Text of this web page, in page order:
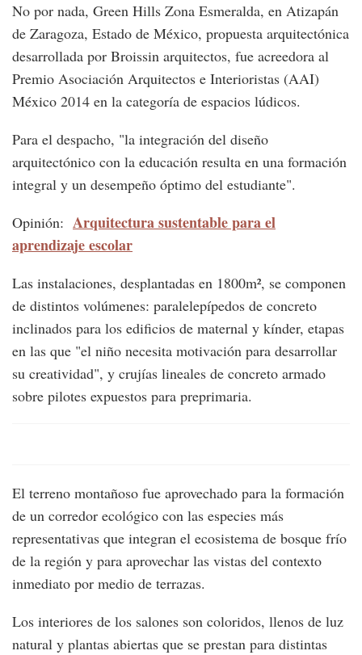
No por nada, Green Hills Zona Esmeralda, en Atizapán
de Zaragoza, Estado de México, propuesta arquitectónica
desarrollada por Broissin arquitectos, fue acreedora al
Premio Asociación Arquitectos e Interioristas (AAI)
México 2014 en la categoría de espacios lúdicos.
Para el despacho, "la integración del diseño
arquitectónico con la educación resulta en una formación
integral y un desempeño óptimo del estudiante".
Opinión: Arquitectura sustentable para el
aprendizaje escolar
Las instalaciones, desplantadas en 1800m², se componen
de distintos volúmenes: paralelepípedos de concreto
inclinados para los edificios de maternal y kínder, etapas
en las que "el niño necesita motivación para desarrollar
su creatividad", y crujías lineales de concreto armado
sobre pilotes expuestos para preprimaria.
El terreno montañoso fue aprovechado para la formación
de un corredor ecológico con las especies más
representativas que integran el ecosistema de bosque frío
de la región y para aprovechar las vistas del contexto
inmediato por medio de terrazas.
Los interiores de los salones son coloridos, llenos de luz
natural y plantas abiertas que se prestan para distintas